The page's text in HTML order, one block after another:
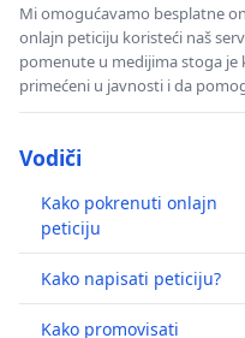
Mi omogućavamo besplatne
onlajn peticiju koristeći naš
pomenute u medijima stoga
primećeni u javnosti i da
Vodiči
Kako pokrenuti onlajn
peticiju
Kako napisati peticiju?
Kako promovisati